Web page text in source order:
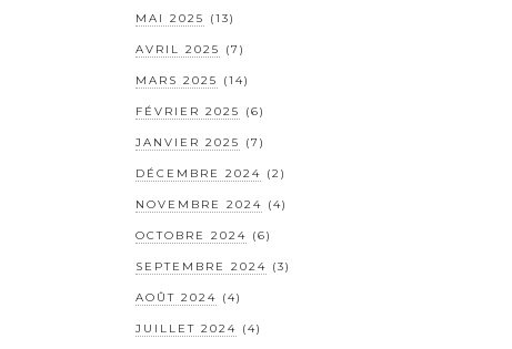
MAI 2025 (13)
AVRIL 2025 (7)
MARS 2025 (14)
FÉVRIER 2025 (6)
JANVIER 2025 (7)
DÉCEMBRE 2024 (2)
NOVEMBRE 2024 (4)
OCTOBRE 2024 (6)
SEPTEMBRE 2024 (3)
AOÛT 2024 (4)
JUILLET 2024 (4)